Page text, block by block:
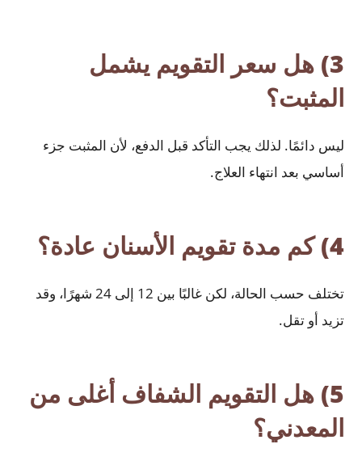
3) هل سعر التقويم يشمل
المثبت؟
ليس دائمًا. لذلك يجب التأكد قبل الدفع، لأن المثبت جزء
أساسي بعد انتهاء العلاج.
4) كم مدة تقويم الأسنان عادة؟
تختلف حسب الحالة، لكن غالبًا بين 12 إلى 24 شهرًا، وقد
تزيد أو تقل.
5) هل التقويم الشفاف أغلى من
المعدني؟